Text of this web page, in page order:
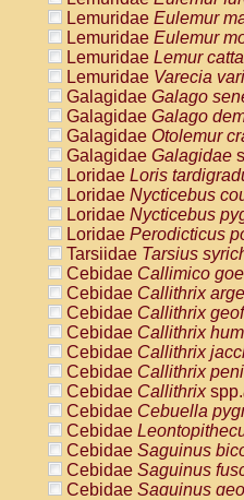
Lemuridae Eulemur
Lemuridae Eulemur
Lemuridae Lemur catta
Lemuridae Varecia
Galagidae Galago
Galagidae Galago
Galagidae Otolemur
Galagidae Galagidae
Loridae Loris
Loridae Nycticebus
Loridae Nycticebus
Loridae Perodicticus
Tarsiidae Tarsius
Cebidae Callimico
Cebidae Callithrix
Cebidae Callithrix
Cebidae Callithrix
Cebidae Callithrix
Cebidae Callithrix
Cebidae Callithrixspp.
Cebidae Cebuella
Cebidae
Cebidae Saguinus
Cebidae Saguinus
Cebidae Saguinus